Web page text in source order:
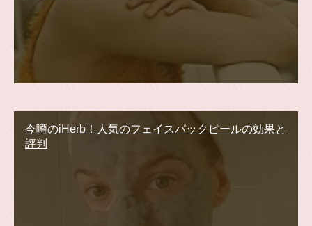
今噂のiHerb！人気のフェイスパックピールの効果と
評判